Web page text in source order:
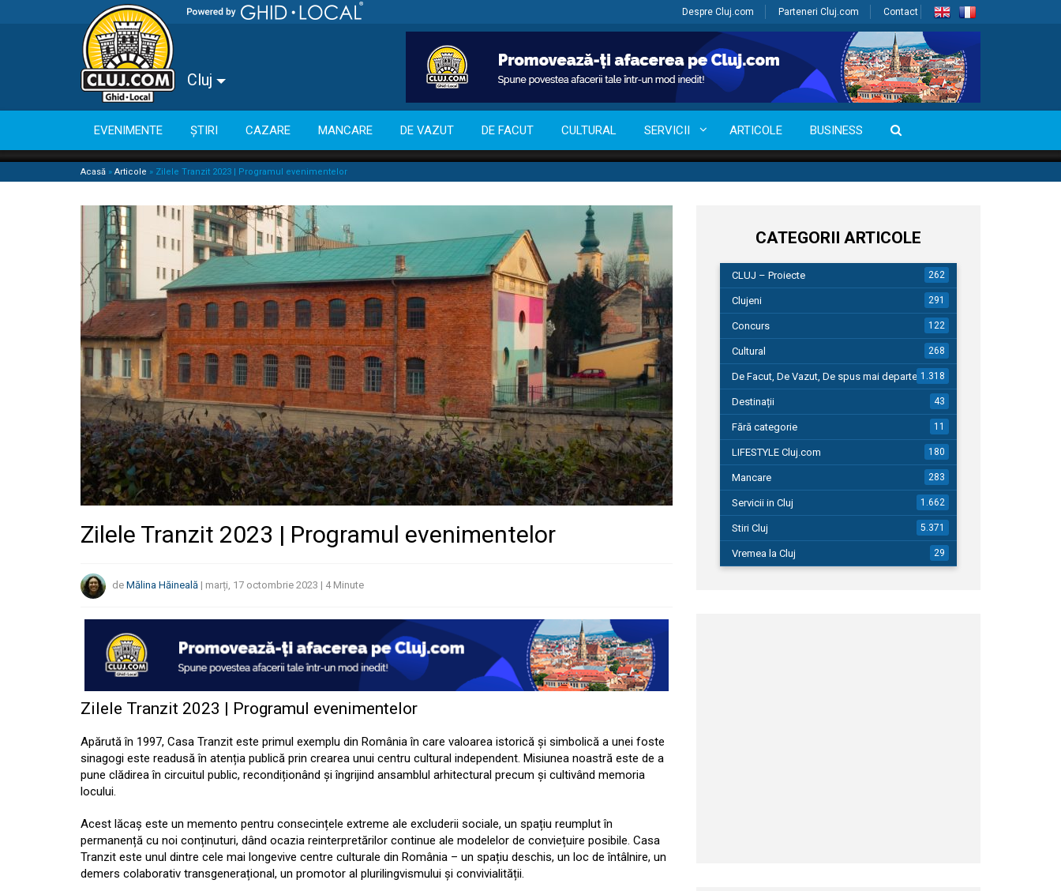
Despre Cluj.com Parteneri Cluj.com Contact
Cluj
EVENIMENTE ȘTIRI CAZARE MANCARE DE VAZUT DE FACUT CULTURAL SERVICII ARTICOLE BUSINESS
Acasă » Articole » Zilele Tranzit 2023 | Programul evenimentelor
Zilele Tranzit 2023 | Programul evenimentelor
de Mălina Hăineală | marți, 17 octombrie 2023 | 4 Minute
Zilele Tranzit 2023 | Programul evenimentelor
Apărută în 1997, Casa Tranzit este primul exemplu din România în care valoarea istorică și simbolică a unei foste
sinagogi este readusă în atenția publică prin crearea unui centru cultural independent. Misiunea noastră este de a
pune clădirea în circuitul public, recondiționând și îngrijind ansamblul arhitectural precum și cultivând memoria
locului.
Acest lăcaș este un memento pentru consecințele extreme ale excluderii sociale, un spațiu reumplut în
permanență cu noi conținuturi, dând ocazia reinterpretărilor continue ale modelelor de conviețuire posibile. Casa
Tranzit este unul dintre cele mai longevive centre culturale din România – un spațiu deschis, un loc de întâlnire, un
demers colaborativ transgenerațional, un promotor al plurilingvismului și convivialității.
CATEGORII ARTICOLE
CLUJ – Proiecte 262
Clujeni 291
Concurs 122
Cultural 268
De Facut, De Vazut, De spus mai departe…1.318
Destinații 43
Fără categorie 11
LIFESTYLE Cluj.com 180
Mancare 283
Servicii in Cluj 1.662
Stiri Cluj 5.371
Vremea la Cluj 29